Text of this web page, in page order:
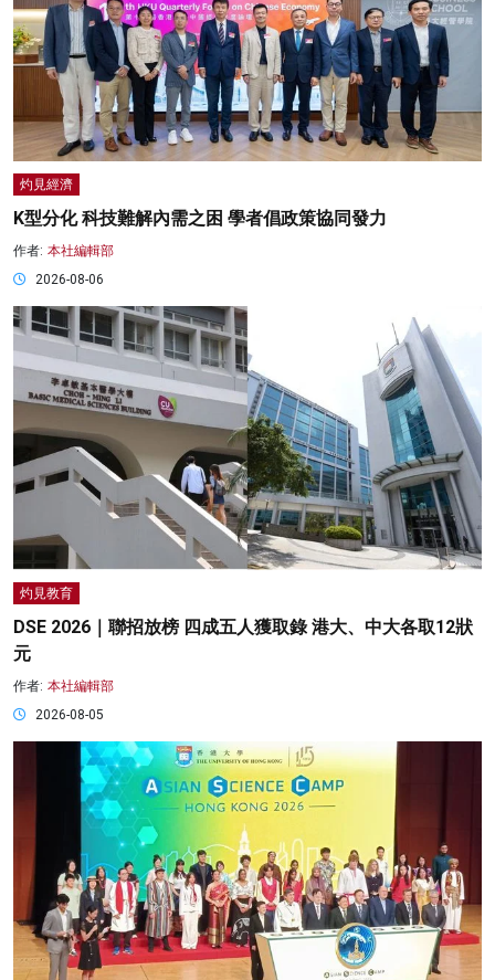
灼見經濟
K型分化 科技難解內需之困 學者倡政策協同發力
作者: 本社編輯部
2026-08-06
灼見教育
DSE 2026｜聯招放榜 四成五人獲取錄 港大、中大各取12狀
元
作者: 本社編輯部
2026-08-05